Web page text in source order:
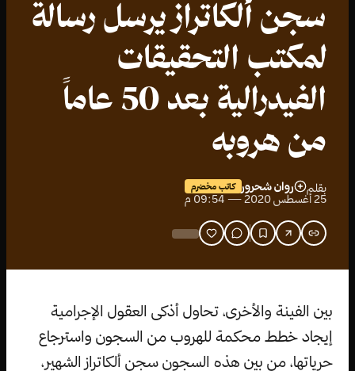
سجن ألكاتراز يرسل رسالة
لمكتب التحقيقات
الفيدرالية بعد 50 عاماً
من هروبه
بقلم روان شحرور كاتب مخضرم
25 أغسطس 2020 — 09:54 م
بين الفينة والأخرى، تحاول أذكى العقول الإجرامية
إيجاد خطط محكمة للهروب من السجون واسترجاع
حرياتها، من بين هذه السجون سجن ألكاتراز الشهير،